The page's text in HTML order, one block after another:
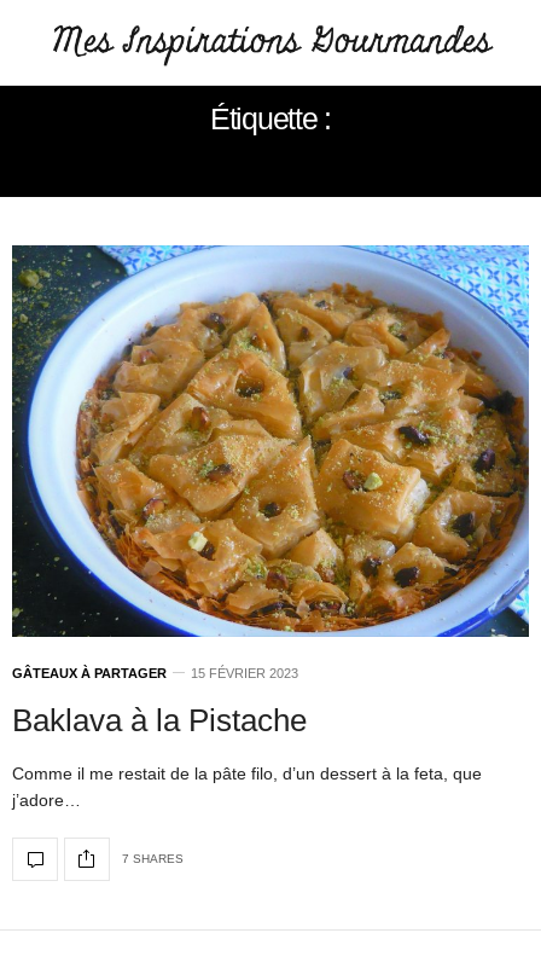
Étiquette :
GÂTEAUX À PARTAGER 15 FÉVRIER 2023
Baklava à la Pistache
Comme il me restait de la pâte filo, d’un dessert à la feta, que
j’adore…
7 SHARES